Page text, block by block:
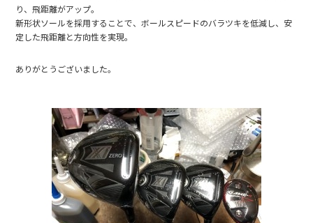
り、飛距離がアップ。
新形状ソールを採用することで、ボールスピードのバラツキを低減し、安
定した飛距離と方向性を実現。
ありがとうございました。